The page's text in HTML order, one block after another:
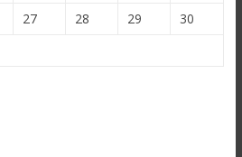
27 28 29
30